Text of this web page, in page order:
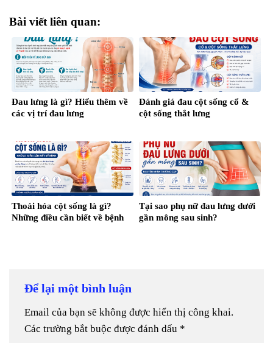
Bài viết liên quan:
Đau lưng là gì? Hiểu thêm về
các vị trí đau lưng
Đánh giá đau cột sống cổ &
cột sống thắt lưng
Thoái hóa cột sống là gì?
Những điều cần biết về bệnh
Tại sao phụ nữ đau lưng dưới
gần mông sau sinh?
Để lại một bình luận
Email của bạn sẽ không được hiển thị công khai.
Các trường bắt buộc được đánh dấu *